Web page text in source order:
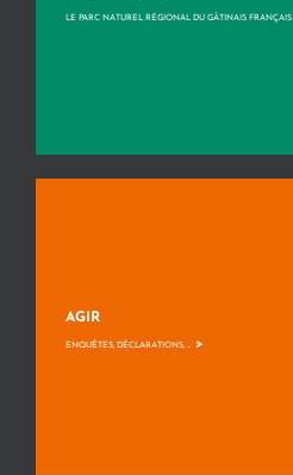
LE PARC NATUREL RÉGIONAL DU GÂTINAIS FRANÇAIS
AGIR
ENQUÊTES, DÉCLARATIONS, ... >